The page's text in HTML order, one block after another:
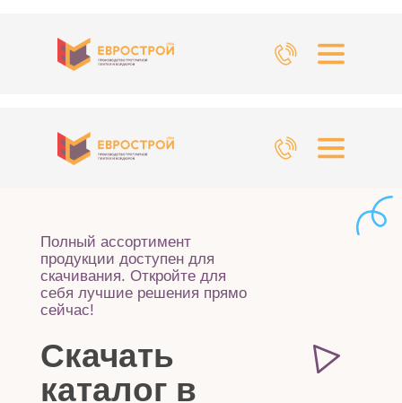
Полный ассортимент
продукции доступен для
скачивания. Откройте для
себя лучшие решения прямо
сейчас!
Скачать
каталог в